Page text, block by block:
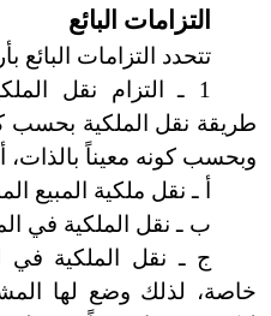
التزامات البائع
تتحدد التزامات البائع
1 ـ التزام نقل
طريقة نقل الملكية بحسب
وبحسب كونه معيناً بالذات،
أ ـ نقل ملكية المبيع
ب ـ نقل الملكية في
ج ـ نقل الملكية في
خاصة، لذلك وضع لها